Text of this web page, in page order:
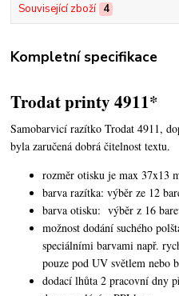
Související zboží 4
Kompletní specifikace
Trodat printy 4911*
Samobarvicí razítko Trodat 4911,
byla zaručená dobrá čitelnost textu.
rozměr otisku je max 37x13
barva razítka: výběr ze 12
barva otisku: výběr z 16
možnost dodání suchého
speciálními barvami např.
pouze pod UV světlem nebo
dodací lhůta 2 pracovní dny